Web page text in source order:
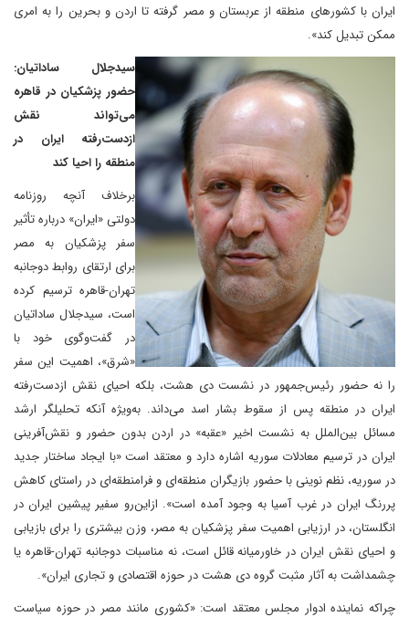
ایران با کشورهای منطقه از عربستان و مصر گرفته تا اردن و بحرین را به امری
ممکن تبدیل کند».
سیدجلال ساداتیان:
حضور پزشکیان در قاهره
می‌تواند نقش
ازدست‌رفته ایران در
منطقه را احیا کند
برخلاف آنچه روزنامه
دولتی «ایران» درباره تأثیر
سفر پزشکیان به مصر
برای ارتقای روابط دوجانبه
تهران-قاهره ترسیم کرده
است، سیدجلال ساداتیان
در گفت‌وگوی خود با
«شرق»، اهمیت این سفر
را نه حضور رئیس‌جمهور در نشست دی هشت، بلکه احیای نقش از‌دست‌رفته
ایران در منطقه پس از سقوط بشار اسد می‌داند. به‌ویژه آنکه تحلیلگر ارشد
مسائل بین‌الملل به نشست اخیر «عقبه» در اردن بدون حضور و نقش‌آفرینی
ایران در ترسیم معادلات سوریه اشاره دارد و معتقد است «با ایجاد ساختار جدید
در سوریه، نظم نوینی با حضور بازیگران منطقه‌ای و فرامنطقه‌ای در راستای کاهش
پررنگ ایران در غرب آسیا به وجود آمده است». ازاین‌رو سفیر پیشین ایران در
انگلستان، در ارزیابی اهمیت سفر پزشکیان به مصر، وزن بیشتری را برای بازیابی
و احیای نقش ایران در خاورمیانه قائل است، نه مناسبات دوجانبه تهران-قاهره یا
چشمداشت به آثار مثبت گروه دی هشت در حوزه اقتصادی و تجاری ایران».
چراکه نماینده ادوار مجلس معتقد است: «کشوری مانند مصر در حوزه سیاست